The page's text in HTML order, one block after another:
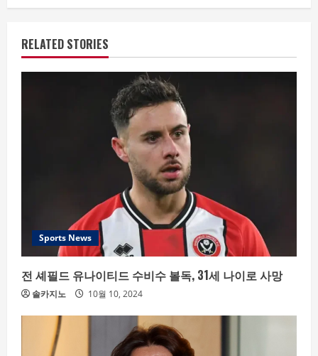
RELATED STORIES
Sports News
전 셰필드 유나이티드 수비수 볼독, 31세 나이로 사망
솔카지노 10월 10, 2024